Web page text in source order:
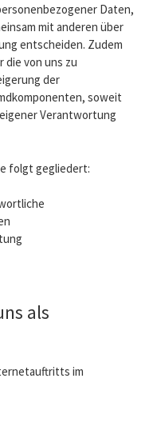
Daten,
mit anderen über
entscheiden. Zudem
die von uns zu
der
soweit
Verantwortung
folgt gegliedert:
als
im